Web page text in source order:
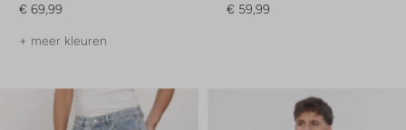
€ 69,99
+ meer kleuren
€ 59,99